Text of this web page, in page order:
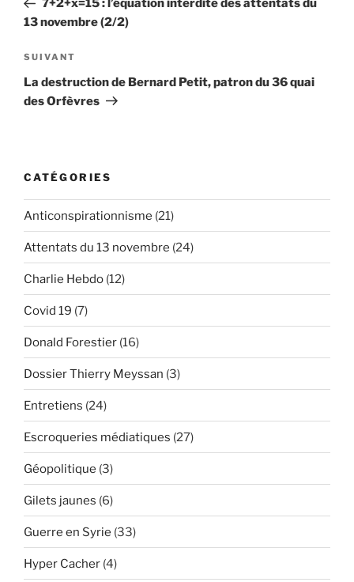
l’article
7+2+x=15 : l’équation interdite des attentats du
13 novembre (2/2)
Article
suivant
SUIVANT
La destruction de Bernard Petit, patron du 36 quai
des Orfèvres
CATÉGORIES
Anticonspirationnisme (21)
Attentats du 13 novembre (24)
Charlie Hebdo (12)
Covid 19 (7)
Donald Forestier (16)
Dossier Thierry Meyssan (3)
Entretiens (24)
Escroqueries médiatiques (27)
Géopolitique (3)
Gilets jaunes (6)
Guerre en Syrie (33)
Hyper Cacher (4)